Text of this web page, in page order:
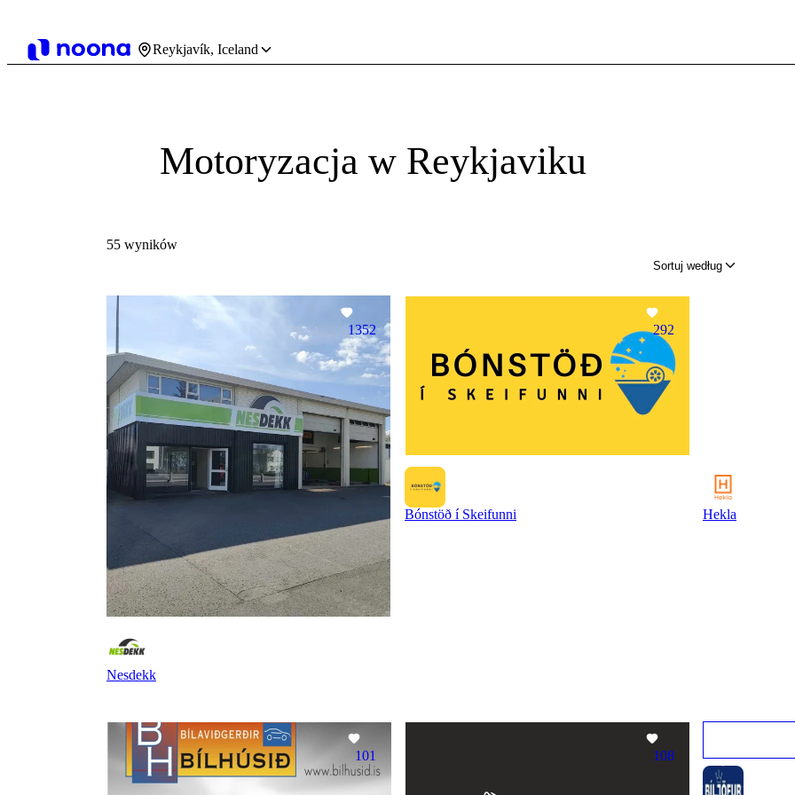
Reykjavík, Iceland
Motoryzacja w Reykjaviku
55 wyników
Sortuj według
1352
Nesdekk
292
Bónstöð í Skeifunni Hekla
101 108